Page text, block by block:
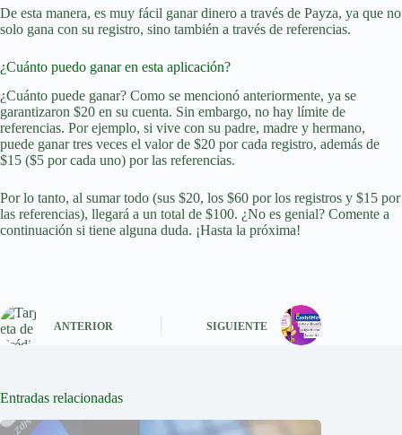
De esta manera, es muy fácil ganar dinero a través de Payza, ya que no
solo gana con su registro, sino también a través de referencias.
¿Cuánto puedo ganar en esta aplicación?
¿Cuánto puede ganar? Como se mencionó anteriormente, ya se
garantizaron $20 en su cuenta. Sin embargo, no hay límite de
referencias. Por ejemplo, si vive con su padre, madre y hermano,
puede ganar tres veces el valor de $20 por cada registro, además de
$15 ($5 por cada uno) por las referencias.
Por lo tanto, al sumar todo (sus $20, los $60 por los registros y $15 por
las referencias), llegará a un total de $100. ¿No es genial? Comente a
continuación si tiene alguna duda. ¡Hasta la próxima!
ANTERIOR SIGUIENTE
Entradas relacionadas